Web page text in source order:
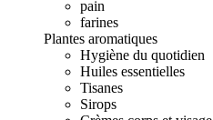
pain
farines
Plantes aromatiques
Hygiène du quotidien
Huiles essentielles
Tisanes
Sirops